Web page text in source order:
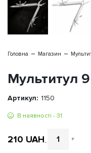
Головна Магазин
Мультитул
Артикул: 1150
В наявності - 31
210 UAH-Мультитул
+